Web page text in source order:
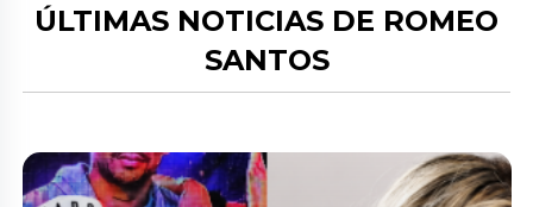
ÚLTIMAS NOTICIAS DE ROMEO
SANTOS